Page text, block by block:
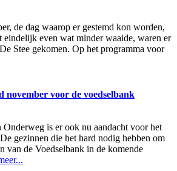
de dag waarop er gestemd kon worden,
eindelijk even wat minder waaide, waren er
Stee gekomen. Op het programma voor
november voor de voedselbank
is er ook nu aandacht voor het
gezinnen die het hard nodig hebben om
van de Voedselbank in de komende